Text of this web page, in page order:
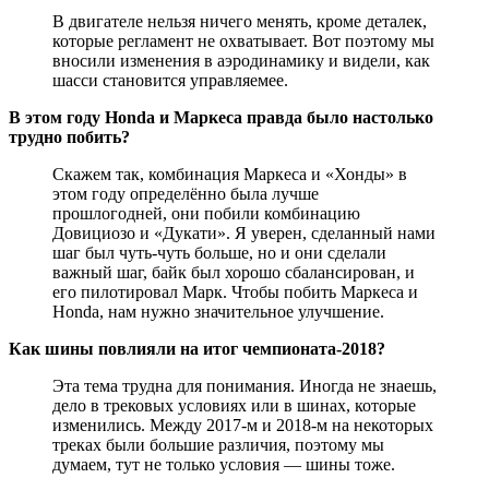
В двигателе нельзя ничего менять, кроме деталек,
которые регламент не охватывает. Вот поэтому мы
вносили изменения в аэродинамику и видели, как
шасси становится управляемее.
В этом году Honda и Маркеса правда было настолько
трудно побить?
Скажем так, комбинация Маркеса и «Хонды» в
этом году определённо была лучше
прошлогодней, они побили комбинацию
Довициозо и «Дукати». Я уверен, сделанный нами
шаг был чуть-чуть больше, но и они сделали
важный шаг, байк был хорошо сбалансирован, и
его пилотировал Марк. Чтобы побить Маркеса и
Honda, нам нужно значительное улучшение.
Как шины повлияли на итог чемпионата-2018?
Эта тема трудна для понимания. Иногда не знаешь,
дело в трековых условиях или в шинах, которые
изменились. Между 2017-м и 2018-м на некоторых
треках были большие различия, поэтому мы
думаем, тут не только условия — шины тоже.